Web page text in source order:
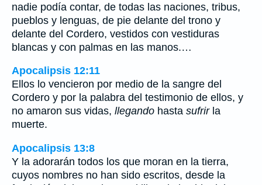
nadie podía contar, de todas las naciones, tribus,
pueblos y lenguas, de pie delante del trono y
delante del Cordero, vestidos con vestiduras
blancas y con palmas en las manos.…
Apocalipsis 12:11
Ellos lo vencieron por medio de la sangre del
Cordero y por la palabra del testimonio de ellos, y
no amaron sus vidas, llegando hasta sufrirla
muerte.
Apocalipsis 13:8
Y la adorarán todos los que moran en la tierra,
cuyos nombres no han sido escritos, desde la